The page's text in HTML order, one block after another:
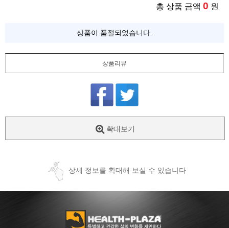
총 상품 금액 0 원
상품이 품절되었습니다.
상품리뷰
확대보기
상세 정보를 확대해 보실 수 있습니다